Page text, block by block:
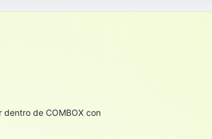
de COMBOX con